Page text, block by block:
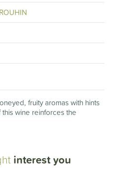
fruity aromas with hints
wine reinforces the
interest you